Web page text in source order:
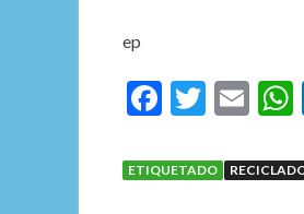
ep
F
e
T
itt
E
ai
ETIQUETADO